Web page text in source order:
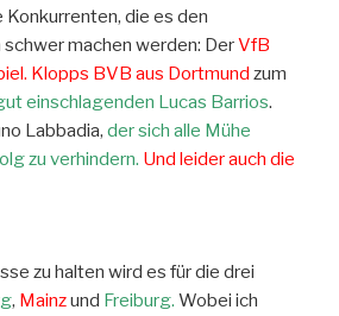
die es den
machen werden: DerVfB
Klopps BVB aus Dortmund zum
einschlagenden Lucas Barrios.
Labbadia, der sich alle Mühe
zu verhindern. Und leider auch die
zu halten wird es für die drei
, Mainzund Freiburg. Wobei ich